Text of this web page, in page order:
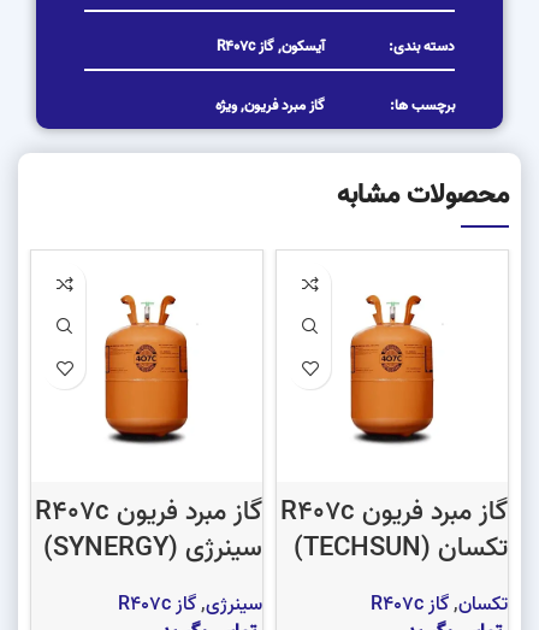
دسته بندی: آیسکون,گاز R407c
برچسب ها: گاز مبرد فریون,ویژه
محصولات مشابه
گاز مبرد فریون R407c
تکسان (TECHSUN)
تکسان,گاز R407c
گاز مبرد فریون R407c
سینرژی (SYNERGY)
سینرژی,گاز R407c